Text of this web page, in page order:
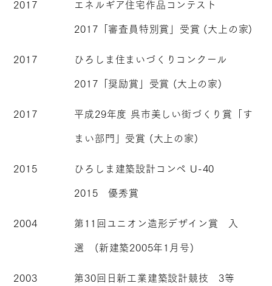
2017
エネルギア住宅作品コンテスト
2017「審査員特別賞」受賞 (大上の家)
2017
ひろしま住まいづくりコンクール
2017「奨励賞」受賞 (大上の家)
2017
平成29年度 呉市美しい街づくり賞「す
まい部門」受賞 (大上の家)
2015
ひろしま建築設計コンペ U-40
2015 優秀賞
2004
第11回ユニオン造形デザイン賞 入
選 (新建築2005年1月号)
2003
第30回日新工業建築設計競技 3等